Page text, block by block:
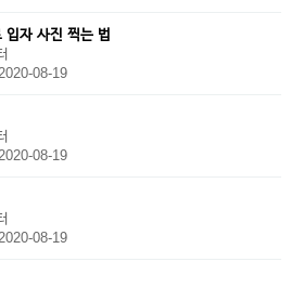
자 사진 찍는 법
08-19
08-19
08-19